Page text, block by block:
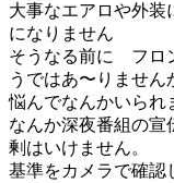
大事なエアロや外装
になりません
そうなる前に フロ
うではあ〜りませ
悩んでなんかいられ
なんか深夜番組の宣
剰はいけません。
基準をカメラで確認